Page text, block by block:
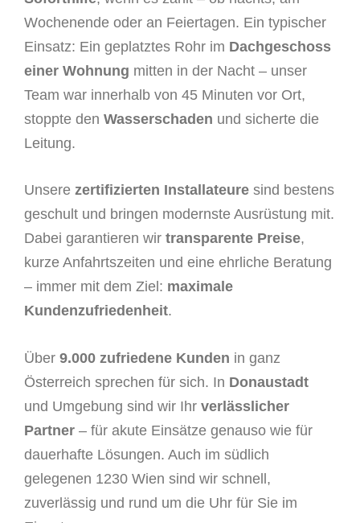
Wochenende oder an Feiertagen. Ein typischer
Einsatz: Ein geplatztes Rohr im Dachgeschoss
einer Wohnung mitten in der Nacht – unser
Team war innerhalb von 45 Minuten vor Ort,
stoppte den Wasserschaden und sicherte die
Leitung.
Unsere zertifizierten Installateure sind bestens
geschult und bringen modernste Ausrüstung mit.
Dabei garantieren wir transparente Preise,
kurze Anfahrtszeiten und eine ehrliche Beratung
– immer mit dem Ziel: maximale
Kundenzufriedenheit.
Über 9.000 zufriedene Kunden in ganz
Österreich sprechen für sich. In Donaustadt
und Umgebung sind wir Ihr verlässlicher
Partner – für akute Einsätze genauso wie für
dauerhafte Lösungen. Auch im südlich
gelegenen 1230 Wien sind wir schnell,
zuverlässig und rund um die Uhr für Sie im